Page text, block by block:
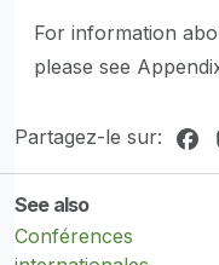
For information
please see
Partagez-le sur:
See also
Conférences